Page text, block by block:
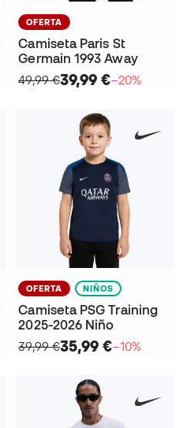
OFERTA
Camiseta Paris St
Germain 1993 Away
49,99 €39,99 €−20%
OFERTA NIÑOS
Camiseta PSG Training
2025-2026 Niño
39,99 €35,99 €−10%